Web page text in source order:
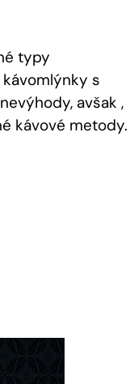
typy
s
avšak ,
kávové metody.